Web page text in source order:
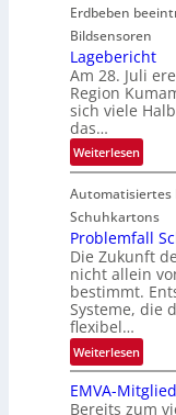
o
i
l
s
z
ä
h
l
e
n
Erdbeben
Bildsensoren
Lagebericht
Am 28. Juli
Region
sich viele
das…
Weiterlesen:
L
a
g
e
b
e
r
i
c
h
Automatisiertes
Schuhkartons
Problemfall
Die Zukunft
nicht allein
bestimmt.
Systeme, die
flexibel…
Weiterlesen:
P
r
EMVA-
Bereits zum